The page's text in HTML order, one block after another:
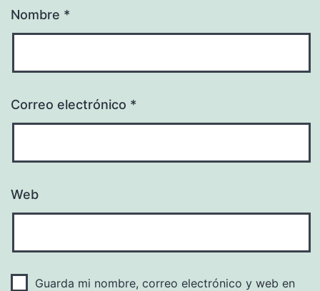
Nombre *
Correo electrónico *
Web
Guarda mi nombre, correo electrónico y web en